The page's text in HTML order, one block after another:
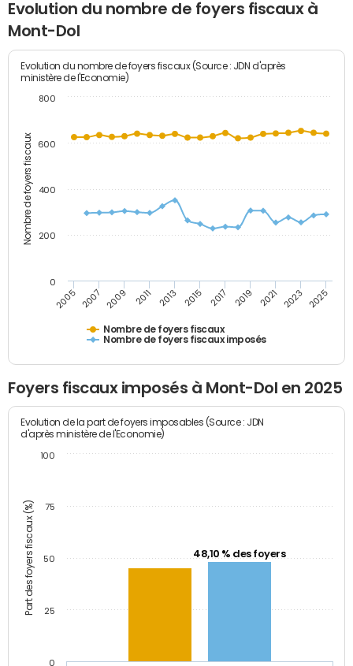
Evolution du nombre de foyers fiscaux à
Mont-Dol
Nombre de foyers fiscaux
Evolution du nombre de foyers fiscaux (Source : JDN d'après
ministère de l'Economie)
Nombre de foyers fiscaux
Nombre de foyers fiscaux imposés
2005 2007 2009 2011 2013 2015 2017 2019 2021 2023 2025
0
200
400
600
800
Foyers fiscaux imposés à Mont-Dol en 2025
Part des foyers fiscaux (%)
Evolution de la part de foyers imposables (Source : JDN
d'après ministère de l'Economie)
48,10 % des foyers
0
25
50
75
100